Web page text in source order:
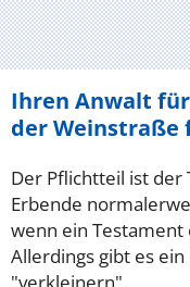
Ihren Anwalt
der Weinstraße
Der Pflichtteil ist der
Erbende
wenn ein
Allerdings gibt es